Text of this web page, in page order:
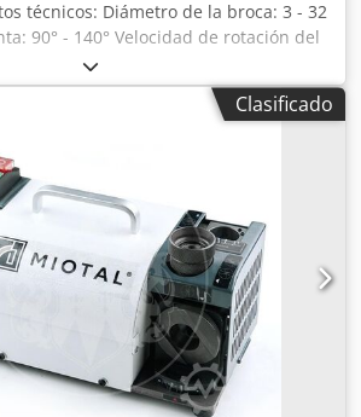
técnicos: Diámetro de la broca: 3 - 32
90° - 140° Velocidad de rotación del
4800 1/min Conexión: 230 V Potencia
aprox.: 32 kg Dimensiones (largo x
360 x 250 x 310 mm Características: -
de brocas helicoidales de
de usar - Funcionamiento seguro
de rectificado guiado - Ángulo de punta
Dwjdpoh Hyrbsfx Agksa - Diseño
para almacenar los
de la máquina y asa para un
- Incluye dispositivo de centrado
de la broca en la pieza de
la fuerza de avance al taladrar -
rectificado posterior de los filos de la
reducir la fricción entre la broca y la
Clasificado